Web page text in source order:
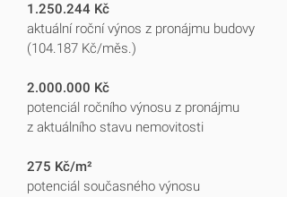
1.250.244 Kč
aktuální roční výnos z pronájmu budovy
(104.187 Kč/měs.)
2.000.000 Kč
potenciál ročního výnosu z pronájmu
z aktuálního stavu nemovitosti
275 Kč/m²
potenciál současného výnosu